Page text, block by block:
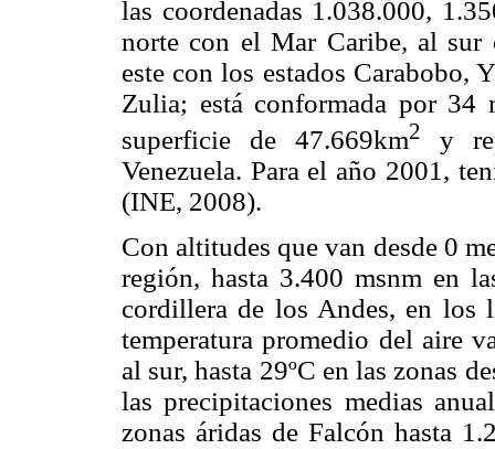
las coordenadas 1.038.000,
norte con el Mar Caribe, al
este con los estados Carabobo,
Zulia; está conformada por 34
superficie de 47.669km2
y
Venezuela. Para el año 2001,
(INE, 2008).
Con altitudes que van desde 0
región, hasta 3.400 msnm en
cordillera de los Andes, en los
temperatura promedio del aire
al sur, hasta 29ºC en las zonas
las precipitaciones medias
zonas áridas de Falcón hasta